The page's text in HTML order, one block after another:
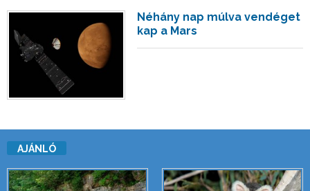
Néhány nap múlva vendéget
kap a Mars
AJÁNLÓ